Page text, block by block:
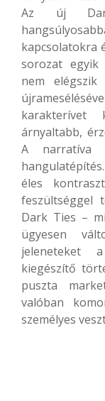
Az új
kapcsolatokra
sorozat egyik
nem
karakterívet
árnyaltabb,
A narratíva
éles
feszültséggel
Dark Ties –
ügyesen
jeleneteket
kiegészítő
puszta
valóban
személyes